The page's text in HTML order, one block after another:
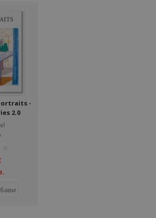
-
2.0